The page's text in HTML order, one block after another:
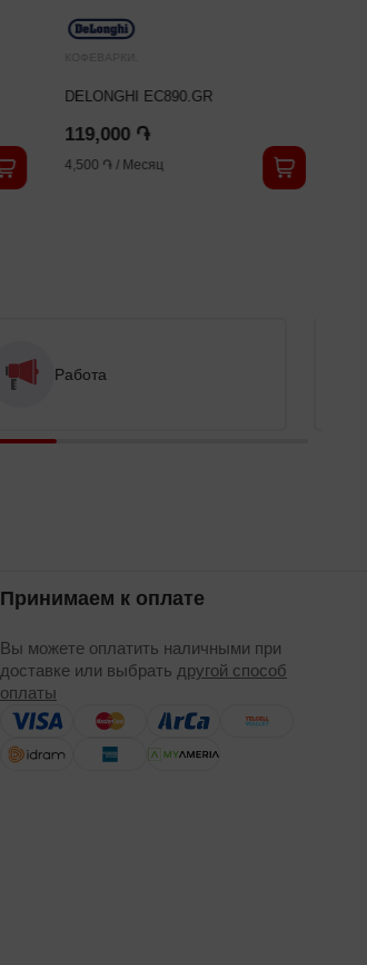
DELONGHI EC890.GR
119,000 ֏
4,500 ֏ / Месяц
Работа
Принимаем к оплате
Вы можете оплатить наличными при
доставке или выбрать другой способ
оплаты